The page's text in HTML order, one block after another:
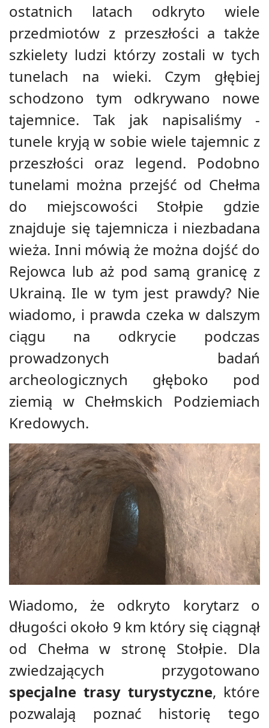
ostatnich latach odkryto wiele
przedmiotów z przeszłości a także
szkielety ludzi którzy zostali w tych
tunelach na wieki. Czym głębiej
schodzono tym odkrywano nowe
tajemnice. Tak jak napisaliśmy -
tunele kryją w sobie wiele tajemnic z
przeszłości oraz legend. Podobno
tunelami można przejść od Chełma
do miejscowości Stołpie gdzie
znajduje się tajemnicza i niezbadana
wieża. Inni mówią że można dojść do
Rejowca lub aż pod samą granicę z
Ukrainą. Ile w tym jest prawdy? Nie
wiadomo, i prawda czeka w dalszym
ciągu na odkrycie podczas
prowadzonych badań
archeologicznych głęboko pod
ziemią w Chełmskich Podziemiach
Kredowych.
Wiadomo, że odkryto korytarz o
długości około 9 km który się ciągnął
od Chełma w stronę Stołpie. Dla
zwiedzających przygotowano
specjalne trasy turystyczne, które
pozwalają poznać historię tego